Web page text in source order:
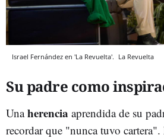
Israel Fernández en 'La Revuelta'. La Revuelta
Su padre como
Unaherencia aprendida de su
recordar que "nunca tuvo cartera".